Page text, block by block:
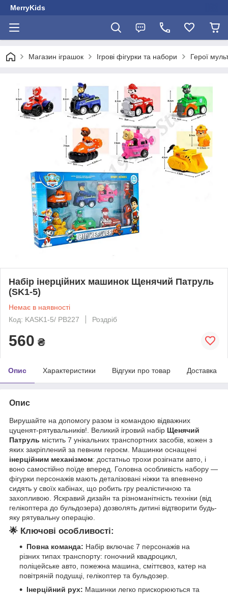
MerryKids
Магазин іграшок Ігрові фігурки та набори Герої
Набір інерційних машинок Щенячий Патруль
(SK1-5)
Немає в наявності
Код: KASK1-5/ PB227
Роздріб
560 ₴
Опис Характеристики Відгуки про товар Доставка
Опис
Вирушайте на допомогу разом із командою відважних
цуценят-рятувальників!. Великий ігровий набір Щенячий
Патруль містить 7 унікальних транспортних засобів, кожен з
яких закріплений за певним героєм. Машинки оснащені
інерційним механізмом: достатньо трохи розігнати авто, і
воно самостійно поїде вперед. Головна особливість набору —
фігурки персонажів мають деталізовані ніжки та впевнено
сидять у своїх кабінах, що робить гру реалістичною та
захопливою. Яскравий дизайн та різноманітність техніки (від
гелікоптера до бульдозера) дозволять дитині відтворити будь-
яку рятувальну операцію.
🌟 Ключові особливості:
Повна команда: Набір включає 7 персонажів на
різних типах транспорту: гоночний квадроцикл,
поліцейське авто, пожежна машина, сміттєвоз, катер на
повітряній подушці, гелікоптер та бульдозер.
Інерційний рух: Машинки легко прискорюються та